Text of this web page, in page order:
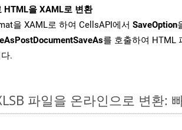
HTML을 XAML로 변환
을 XAML로 하여 CellsAPI에서 SaveOption
를 호출하여 HTML
.
파일을 온라인으로 변환: